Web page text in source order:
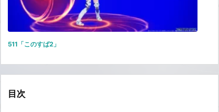
511「このすば2」
目次